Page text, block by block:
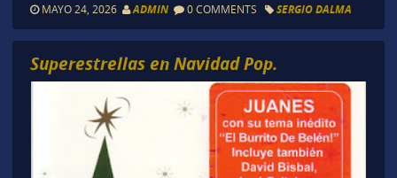
MAYO 24, 2026 ADMIN 0 COMMENTS SERGIO DALMA
Superestrellas en Navidad Pop.